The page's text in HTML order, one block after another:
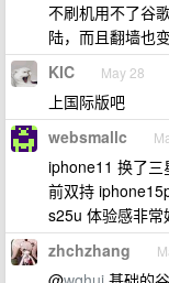
不刷机用不了谷
陆，而且翻墙也
KIC May 28
上国际版吧
websmallc
iphone11 换了三
前双持
s25u 体验感非常
zhchzhang